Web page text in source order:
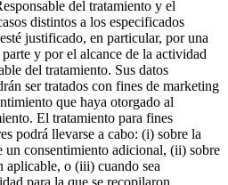
del tratamiento y el
distintos a los especificados
justificado, en particular, por una
y por el alcance de la actividad
del tratamiento. Sus datos
ser tratados con fines de marketing
que haya otorgado al
El tratamiento para fines
podrá llevarse a cabo: (i) sobre la
un consentimiento adicional, (ii) sobre
aplicable, o (iii) cuando sea
para la que se recopilaron